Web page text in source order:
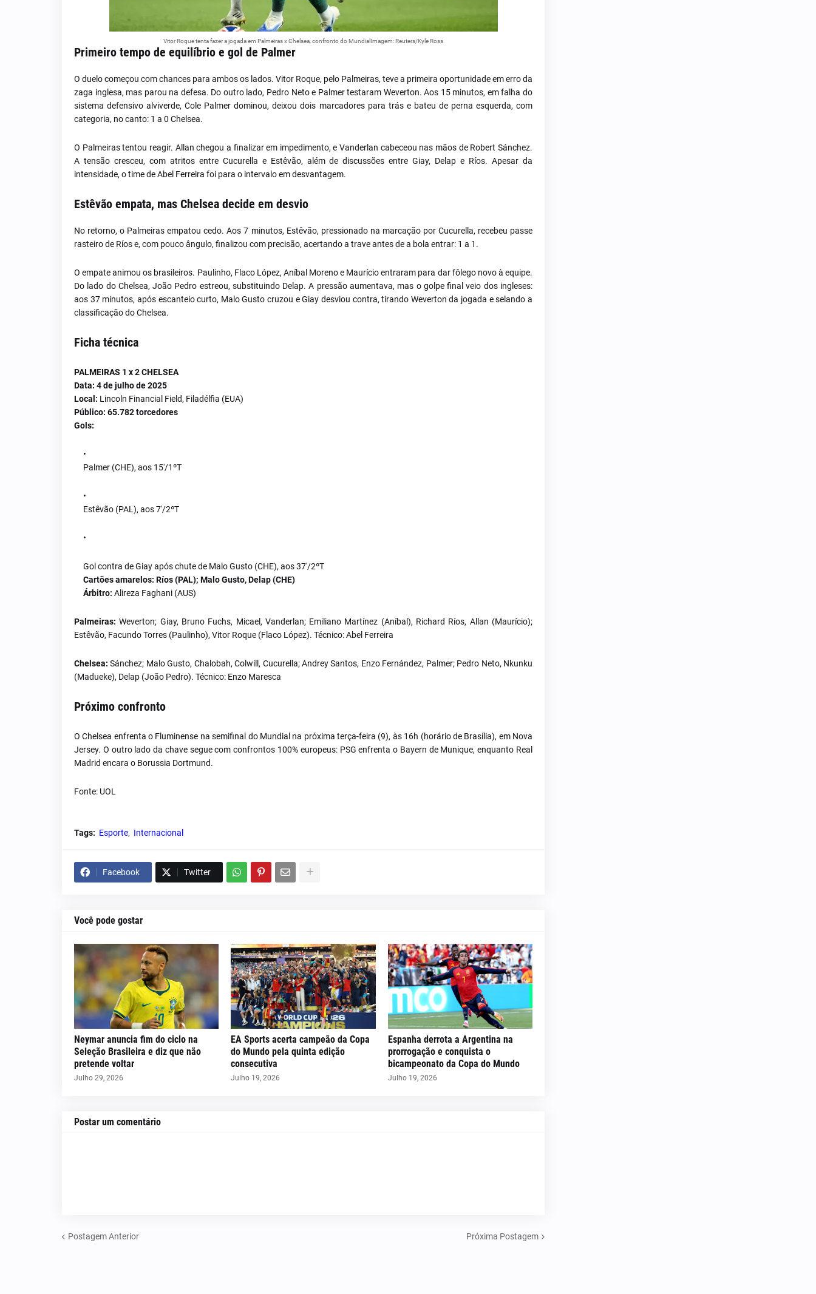
Vitor Roque tenta fazer a jogada em Palmeiras x Chelsea, confronto do MundialImagem: Reuters/Kyle Ross
Primeiro tempo de equilíbrio e gol de Palmer
O duelo começou com chances para ambos os lados. Vitor Roque, pelo Palmeiras, teve a primeira oportunidade em erro da
zaga inglesa, mas parou na defesa. Do outro lado, Pedro Neto e Palmer testaram Weverton. Aos 15 minutos, em falha do
sistema defensivo alviverde, Cole Palmer dominou, deixou dois marcadores para trás e bateu de perna esquerda, com
categoria, no canto: 1 a 0 Chelsea.
O Palmeiras tentou reagir. Allan chegou a finalizar em impedimento, e Vanderlan cabeceou nas mãos de Robert Sánchez.
A tensão cresceu, com atritos entre Cucurella e Estêvão, além de discussões entre Giay, Delap e Ríos. Apesar da
intensidade, o time de Abel Ferreira foi para o intervalo em desvantagem.
Estêvão empata, mas Chelsea decide em desvio
No retorno, o Palmeiras empatou cedo. Aos 7 minutos, Estêvão, pressionado na marcação por Cucurella, recebeu passe
rasteiro de Ríos e, com pouco ângulo, finalizou com precisão, acertando a trave antes de a bola entrar: 1 a 1.
O empate animou os brasileiros. Paulinho, Flaco López, Aníbal Moreno e Maurício entraram para dar fôlego novo à equipe.
Do lado do Chelsea, João Pedro estreou, substituindo Delap. A pressão aumentava, mas o golpe final veio dos ingleses:
aos 37 minutos, após escanteio curto, Malo Gusto cruzou e Giay desviou contra, tirando Weverton da jogada e selando a
classificação do Chelsea.
Ficha técnica
PALMEIRAS 1 x 2 CHELSEA
Data: 4 de julho de 2025
Local: Lincoln Financial Field, Filadélfia (EUA)
Público: 65.782 torcedores
Gols:
Palmer (CHE), aos 15'/1ºT
Estêvão (PAL), aos 7'/2ºT
Gol contra de Giay após chute de Malo Gusto (CHE), aos 37'/2ºT
Cartões amarelos: Ríos (PAL); Malo Gusto, Delap (CHE)
Árbitro: Alireza Faghani (AUS)
Palmeiras: Weverton; Giay, Bruno Fuchs, Micael, Vanderlan; Emiliano Martínez (Aníbal), Richard Ríos, Allan (Maurício);
Estêvão, Facundo Torres (Paulinho), Vitor Roque (Flaco López). Técnico: Abel Ferreira
Chelsea: Sánchez; Malo Gusto, Chalobah, Colwill, Cucurella; Andrey Santos, Enzo Fernández, Palmer; Pedro Neto, Nkunku
(Madueke), Delap (João Pedro). Técnico: Enzo Maresca
Próximo confronto
O Chelsea enfrenta o Fluminense na semifinal do Mundial na próxima terça-feira (9), às 16h (horário de Brasília), em Nova
Jersey. O outro lado da chave segue com confrontos 100% europeus: PSG enfrenta o Bayern de Munique, enquanto Real
Madrid encara o Borussia Dortmund.
Fonte: UOL
Tags: Esporte Internacional
Facebook Twitter
Você pode gostar
Neymar anuncia fim do ciclo na
Seleção Brasileira e diz que não
pretende voltar
Julho 29, 2026
EA Sports acerta campeão da Copa
do Mundo pela quinta edição
consecutiva
Julho 19, 2026
Espanha derrota a Argentina na
prorrogação e conquista o
bicampeonato da Copa do Mundo
Julho 19, 2026
Postar um comentário
Postagem Anterior Próxima Postagem